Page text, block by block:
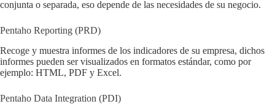
conjunta o separada, eso depende de las necesidades de su negocio.
Pentaho Reporting (PRD)
Recoge y muestra informes de los indicadores de su empresa, dichos
informes pueden ser visualizados en formatos estándar, como por
ejemplo: HTML, PDF y Excel.
Pentaho Data Integration (PDI)